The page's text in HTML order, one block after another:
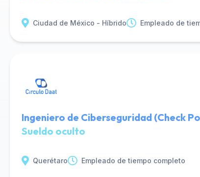
Ciudad de México - Híbrido Empleado de
Ingeniero de Ciberseguridad (Check
Sueldo oculto
Querétaro Empleado de tiempo completo